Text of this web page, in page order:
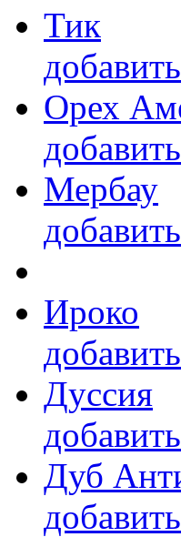
Тик
Орех
Мербау
Ироко
Дуссия
Дуб